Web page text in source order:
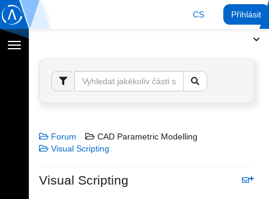
CS Přihlásit
Přepnout
navigaci
Forum
CAD Parametric Modelling
Visual Scripting
Visual Scripting